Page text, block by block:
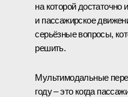
на которой достаточно
и пассажирское
серьёзные вопросы,
решить.
Мультимодальные
году – это когда